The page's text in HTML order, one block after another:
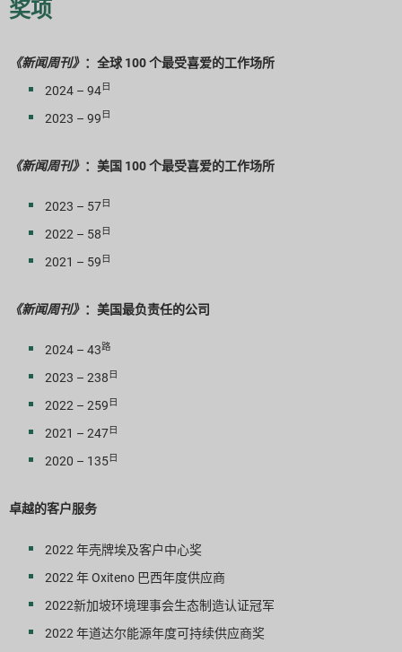
奖项
《新闻周刊》 ：全球 100 个最受喜爱的工作场所
2024 – 94日
2023 – 99 日
《新闻周刊》 ：美国 100 个最受喜爱的工作场所
2023 – 57日
2022 – 58日
2021 – 59日
《新闻周刊》 ：美国最负责任的公司
2024 – 43路
2023 – 238 日
2022 – 259 日
2021 – 247日
2020 – 135日
卓越的客户服务
2022 年壳牌埃及客户中心奖
2022 年 Oxiteno 巴西年度供应商
2022新加坡环境理事会生态制造认证冠军
2022 年道达尔能源年度可持续供应商奖